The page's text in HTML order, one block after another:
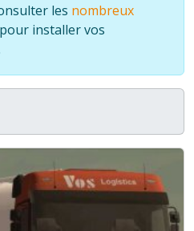
les nombreux
installer vos